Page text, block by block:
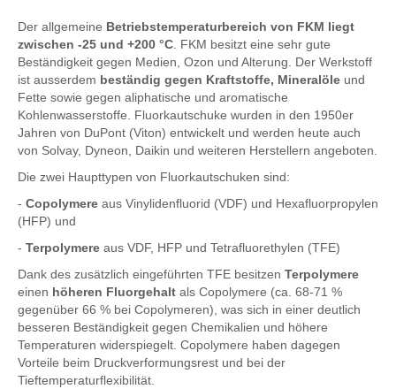
Der allgemeine Betriebstemperaturbereich von FKM liegt
zwischen -25 und +200 °C . FKM besitzt eine sehr gute
Beständigkeit gegen Medien, Ozon und Alterung. Der Werkstoff
ist ausserdem beständig gegen Kraftstoffe, Mineralöle und
Fette sowie gegen aliphatische und aromatische
Kohlenwasserstoffe. Fluorkautschuke wurden in den 1950er
Jahren von DuPont (Viton) entwickelt und werden heute auch
von Solvay, Dyneon, Daikin und weiteren Herstellern angeboten.
Die zwei Haupttypen von Fluorkautschuken sind:
- Copolymere aus Vinylidenfluorid (VDF) und Hexafluorpropylen
(HFP) und
- Terpolymere aus VDF, HFP und Tetrafluorethylen (TFE)
Dank des zusätzlich eingeführten TFE besitzen Terpolymere
einen höheren Fluorgehalt als Copolymere (ca. 68-71 %
gegenüber 66 % bei Copolymeren), was sich in einer deutlich
besseren Beständigkeit gegen Chemikalien und höhere
Temperaturen widerspiegelt. Copolymere haben dagegen
Vorteile beim Druckverformungsrest und bei der
Tieftemperaturflexibilität.